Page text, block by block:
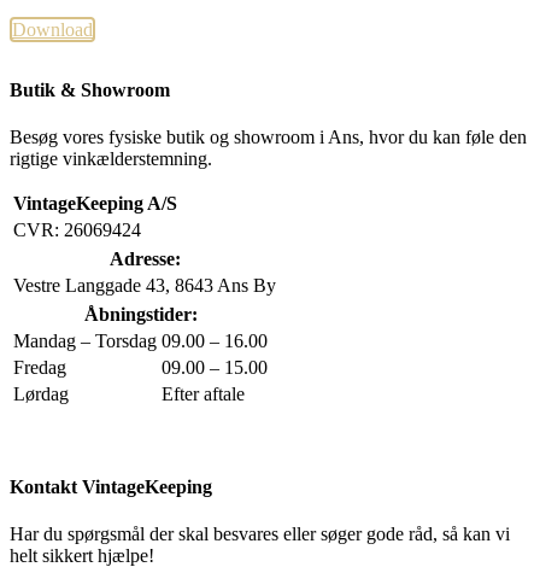
Download
Butik & Showroom
Besøg vores fysiske butik og showroom i Ans, hvor du kan føle den
rigtige vinkælderstemning.
VintageKeeping A/S
CVR: 26069424
Adresse:
Vestre Langgade 43, 8643 Ans By
Åbningstider:
Mandag – Torsdag 09.00 – 16.00
Fredag
09.00 – 15.00
Lørdag
Efter aftale
Kontakt VintageKeeping
Har du spørgsmål der skal besvares eller søger gode råd, så kan vi
helt sikkert hjælpe!